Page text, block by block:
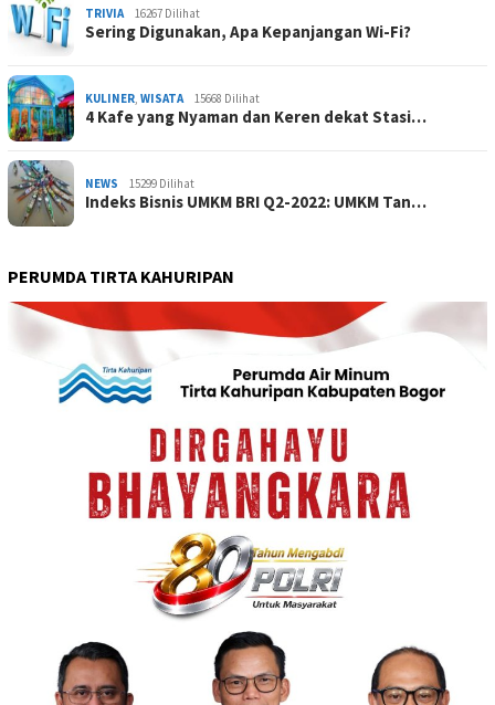
TRIVIA 16267 Dilihat
Sering Digunakan, Apa Kepanjangan Wi-Fi?
KULINER, WISATA 15668 Dilihat
4 Kafe yang Nyaman dan Keren dekat Stasi…
NEWS 15299 Dilihat
Indeks Bisnis UMKM BRI Q2-2022: UMKM Tan…
PERUMDA TIRTA KAHURIPAN